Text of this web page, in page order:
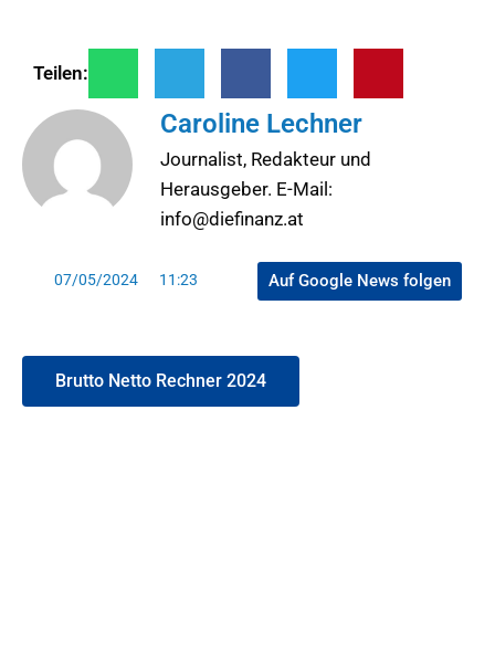
Teilen:
Caroline Lechner
Journalist, Redakteur und
Herausgeber. E-Mail:
info@diefinanz.at
07/05/2024 11:23 Auf Google News folgen
Brutto Netto Rechner 2024